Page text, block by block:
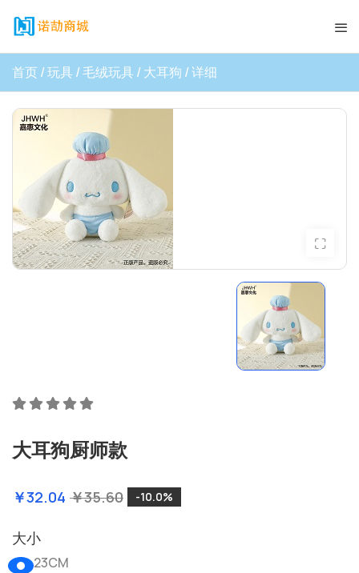
首页 玩具 毛绒玩具 大耳狗 详细
大耳狗厨师款
￥32.04 ￥35.60 10.0
大小
23CM